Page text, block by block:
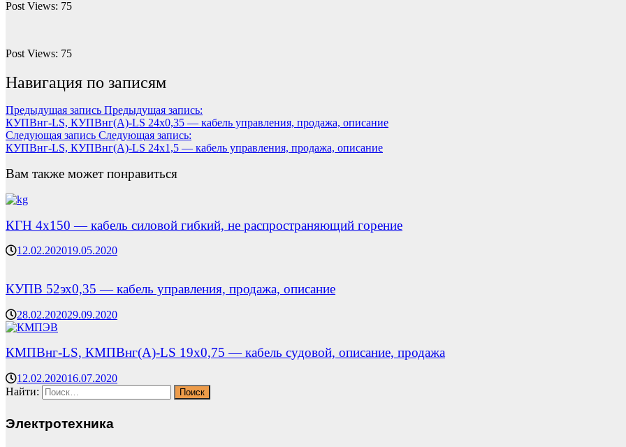
Post Views: 75
Post Views: 75
Навигация по записям
Предыдущая запись Предыдущая запись:
КУПВнг-LS, КУПВнг(А)-LS 24х0,35 — кабель управления, продажа, описание
Следующая запись Следующая запись:
КУПВнг-LS, КУПВнг(А)-LS 24х1,5 — кабель управления, продажа, описание
Вам также может понравиться
КГН 4х150 — кабель силовой гибкий, не распространяющий горение
12.02.202019.05.2020
КУПВ 52эх0,35 — кабель управления, продажа, описание
28.02.202029.09.2020
КМПВнг-LS, КМПВнг(А)-LS 19х0,75 — кабель судовой, описание, продажа
12.02.202016.07.2020
Найти:
Электротехника